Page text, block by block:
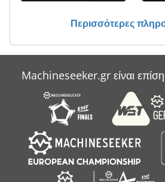
Περισσότερες
Machineseeker.gr είναι